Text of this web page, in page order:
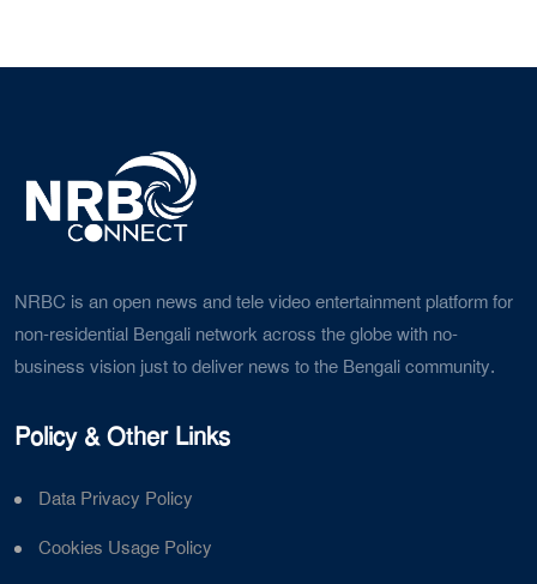
NRBC is an open news and tele video entertainment platform for
non-residential Bengali network across the globe with no-
business vision just to deliver news to the Bengali community.
Policy & Other Links
Data Privacy Policy
Cookies Usage Policy